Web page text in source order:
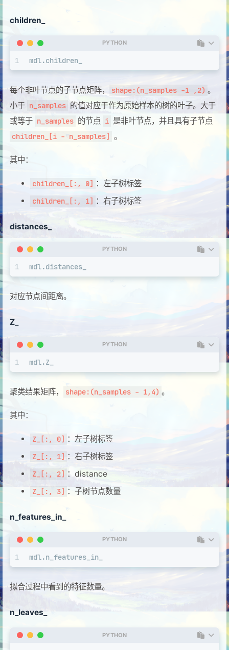
children_
PYTHON
1 mdl.children_
每个非叶节点的子节点矩阵， shape:(n_samples -1 ,2) 。
小于 n_samples 的值对应于作为原始样本的树的叶子。大于
或等于 n_samples 的节点 i 是非叶节点，并且具有子节点
children_[i - n_samples] 。
其中：
children_[:, 0] ：左子树标签
children_[:, 1] ：右子树标签
distances_
PYTHON
1 mdl.distances_
对应节点间距离。
Z_
PYTHON
1 mdl.Z_
聚类结果矩阵， shape:(n_samples - 1,4) 。
其中：
Z_[:, 0] ：左子树标签
Z_[:, 1] ：右子树标签
Z_[:, 2] ：distance
Z_[:, 3] ：子树节点数量
n_features_in_
PYTHON
1 mdl.n_features_in_
拟合过程中看到的特征数量。
n_leaves_
PYTHON